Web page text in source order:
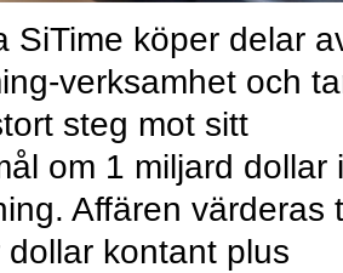
SiTime köper delar
verksamhet och
steg mot sitt
om 1 miljard dollar i
Affären värderas
dollar kontant plus